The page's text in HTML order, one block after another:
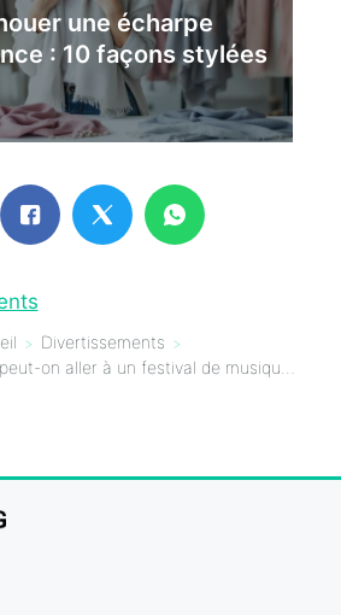
une écharpe
: 10 façons stylées
Divertissements